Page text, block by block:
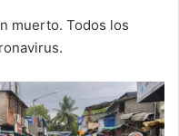
muerto. Todos los